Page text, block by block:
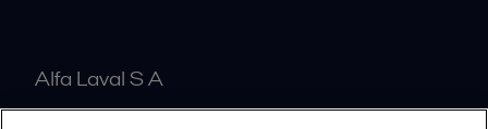
Alfa Laval S A